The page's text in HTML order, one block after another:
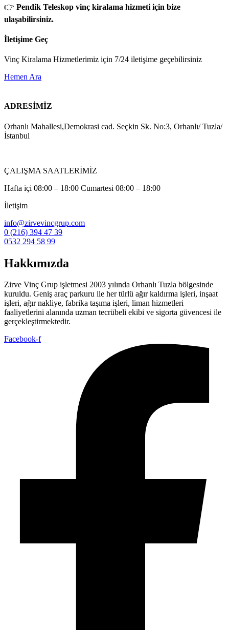
👉 Pendik Teleskop vinç kiralama hizmeti için bize
ulaşabilirsiniz.
İletişime Geç
Vinç Kiralama Hizmetlerimiz için 7/24 iletişime geçebilirsiniz
Hemen Ara
ADRESİMİZ
Orhanlı Mahallesi,Demokrasi cad. Seçkin Sk. No:3, Orhanlı/ Tuzla/
İstanbul
ÇALIŞMA SAATLERİMİZ
Hafta içi 08:00 – 18:00 Cumartesi 08:00 – 18:00
İletişim
info@zirvevincgrup.com
0 (216) 394 47 39
0532 294 58 99
Hakkımızda
Zirve Vinç Grup işletmesi 2003 yılında Orhanlı Tuzla bölgesinde
kuruldu. Geniş araç parkuru ile her türlü ağır kaldırma işleri, inşaat
işleri, ağır nakliye, fabrika taşıma işleri, liman hizmetleri
faaliyetlerini alanında uzman tecrübeli ekibi ve sigorta güvencesi ile
gerçekleştirmektedir.
Facebook-f